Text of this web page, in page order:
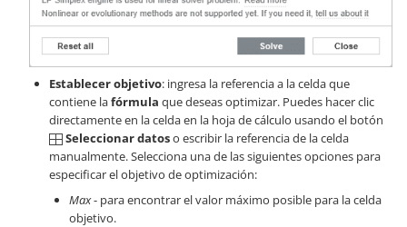
Establecer objetivo: ingresa la referencia a la celda que
contiene lafórmula que deseas optimizar. Puedes hacer clic
directamente en la celda en la hoja de cálculo usando el botón
Seleccionar datoso escribir la referencia de la celda
manualmente. Selecciona una de las siguientes opciones para
especificar el objetivo de optimización:
Max- para encontrar el valor máximo posible para la celda
objetivo.